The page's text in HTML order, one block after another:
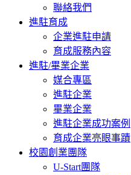
聯絡我們
進駐育成
企業進駐申請
育成服務內容
進駐/畢業企業
媒合專區
進駐企業
畢業企業
進駐企業成功案例
育成企業亮眼事蹟
校園創業團隊
U-Start團隊